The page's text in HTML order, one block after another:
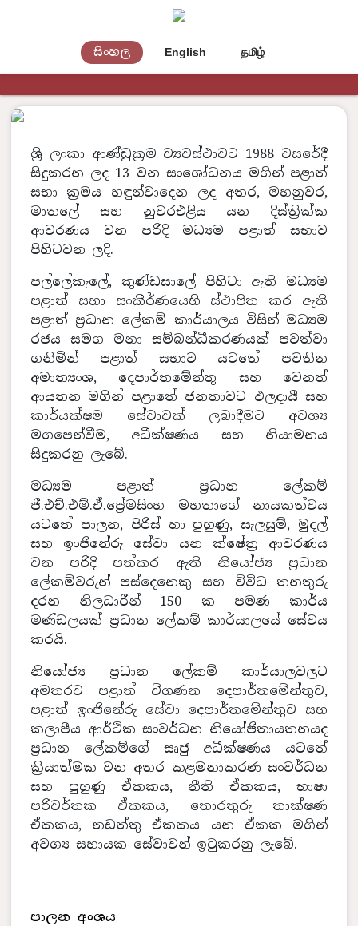
සිංහල English தமிழ்
ශ්‍රී ලංකා ආණ්ඩුක්‍රම ව්‍යවස්ථාවට 1988 වසරේදී
සිදුකරන ලද 13 වන සංශෝධනය මගින් පළාත්
සභා ක්‍රමය හඳුන්වාදෙන ලද අතර, මහනුවර,
මාතලේ සහ නුවරඑළිය යන දිස්ත්‍රික්ක
ආවරණය වන පරිදි මධ්‍යම පළාත් සභාව
පිහිටවන ලදි.
පල්ලේකැලේ, කුණ්ඩසාලේ පිහිටා ඇති මධ්‍යම
පළාත් සභා සංකීර්ණයෙහි ස්ථාපිත කර ඇති
පළාත් ප්‍රධාන ලේකම් කාර්යාලය විසින් මධ්‍යම
රජය සමග මනා සම්බන්ධීකරණයක් පවත්වා
ගනිමින් පළාත් සභාව යටතේ පවතින
අමාත්‍යංශ, දෙපාර්තමේන්තු සහ වෙනත්
ආයතන මගින් පළාතේ ජනතාවට ඵලදායී සහ
කාර්යක්ෂම සේවාවක් ලබාදීමට අවශ්‍ය
මගපෙන්වීම, අධීක්ෂණය සහ නියාමනය
සිදුකරනු ලැබේ.
මධ්‍යම පළාත් ප්‍රධාන ලේකම්
ජී.එච්.එම්.ඒ.ප්‍රේමසිංහ මහතාගේ නායකත්වය
යටතේ පාලන, පිරිස් හා පුහුණු, සැලසුම්, මුදල්
සහ ඉංජිනේරු සේවා යන ක්ෂේත්‍ර ආවරණය
වන පරිදි පත්කර ඇති නියෝජ්‍ය ප්‍රධාන
ලේකම්වරුන් පස්දෙනෙකු සහ විවිධ තනතුරු
දරන නිලධාරීන් 150 ක පමණ කාර්ය
මණ්ඩලයක් ප්‍රධාන ලේකම් කාර්යාලයේ සේවය
කරයි.
නියෝජ්‍ය ප්‍රධාන ලේකම් කාර්යාලවලට
අමතරව පළාත් විගණන දෙපාර්තමේන්තුව,
පළාත් ඉංජිනේරු සේවා දෙපාර්තමේන්තුව සහ
කලාපීය ආර්ථික සංවර්ධන නියෝජිතායතනයද
ප්‍රධාන ලේකම්ගේ සෘජු අධීක්ෂණය යටතේ
ක්‍රියාත්මක වන අතර කළමනාකරණ සංවර්ධන
සහ පුහුණු ඒකකය, නීති ඒකකය, භාෂා
පරිවර්තක ඒකකය, තොරතුරු තාක්ෂණ
ඒකකය, නඩත්තු ඒකකය යන ඒකක මගින්
අවශ්‍ය සහායක සේවාවන් ඉටුකරනු ලැබේ.
පාලන අංශය